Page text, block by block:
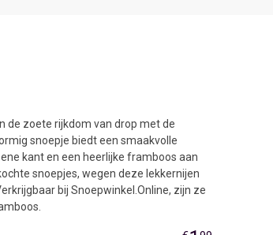
de zoete rijkdom van drop met de
snoepje biedt een smaakvolle
kant en een heerlijke framboos aan
snoepjes, wegen deze lekkernijen
bij Snoepwinkel.Online, zijn ze